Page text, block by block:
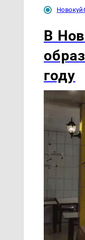
В
году